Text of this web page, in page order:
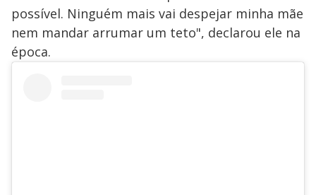
possível. Ninguém mais vai despejar minha mãe
nem mandar arrumar um teto", declarou ele na
época.